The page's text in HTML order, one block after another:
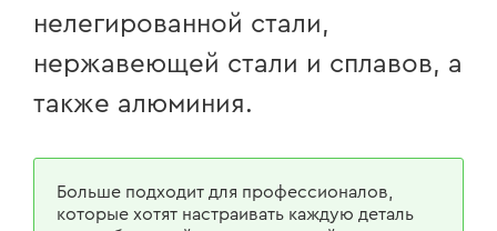
нелегированной стали,
нержавеющей стали и сплавов, а
также алюминия.
Больше подходит для профессионалов,
которые хотят настраивать каждую деталь